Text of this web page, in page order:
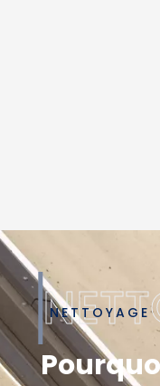
NETTOYAGE